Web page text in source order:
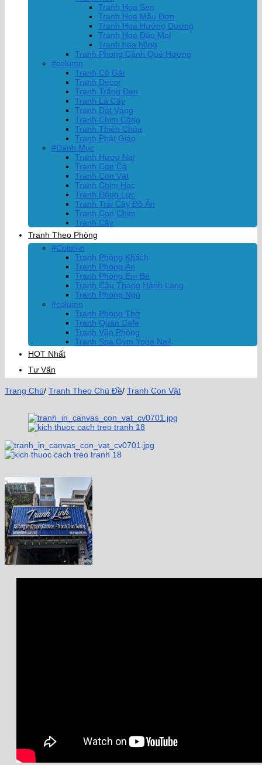
Tranh Hoa Sen
Tranh Hoa Mẫu Đơn
Tranh Hoa Hướng Dương
Tranh Hoa Đào Mai
Tranh hoa hồng
Tranh Phong Cảnh Quê Hương
#column
Tranh Cô Gái
Tranh Decor
Tranh Trắng Đen
Tranh Lá Cây
Tranh Dát Vàng
Tranh Chim Công
Tranh Thiên Chúa
Tranh Phật Giáo
#Danh Mục
Tranh Hươu Nai
Tranh Con Cá
Tranh Con Vật
Tranh Chim Hạc
Tranh Động Lực
Tranh Trái Cây Đồ Ăn
Tranh Con Chim
Tranh Cây
Tranh Theo Phòng
#Column
Tranh Phòng Khách
Tranh Phòng Ăn
Tranh Phòng Em Bé
Tranh Cầu Thang Hành Lang
Tranh Phòng Ngủ
#column
Tranh Phòng Thờ
Tranh Quán Cafe
Tranh Văn Phòng
Tranh Spa Gym Yoga Nail
HOT Nhất
Tư Vấn
Trang Chủ/ Tranh Theo Chủ Đề/ Tranh Con Vật